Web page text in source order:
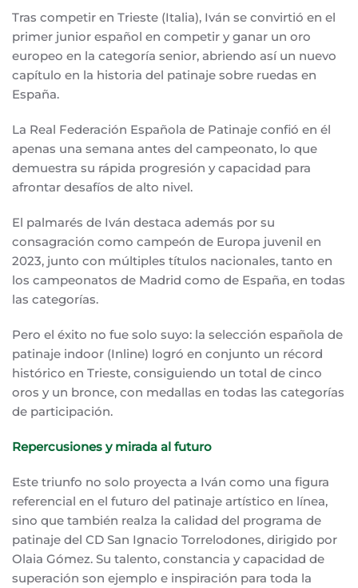
Tras competir en Trieste (Italia), Iván se convirtió en el
primer junior español en competir y ganar un oro
europeo en la categoría senior, abriendo así un nuevo
capítulo en la historia del patinaje sobre ruedas en
España.
La Real Federación Española de Patinaje confió en él
apenas una semana antes del campeonato, lo que
demuestra su rápida progresión y capacidad para
afrontar desafíos de alto nivel.
El palmarés de Iván destaca además por su
consagración como campeón de Europa juvenil en
2023, junto con múltiples títulos nacionales, tanto en
los campeonatos de Madrid como de España, en todas
las categorías.
Pero el éxito no fue solo suyo: la selección española de
patinaje indoor (Inline) logró en conjunto un récord
histórico en Trieste, consiguiendo un total de cinco
oros y un bronce, con medallas en todas las categorías
de participación.
Repercusiones y mirada al futuro
Este triunfo no solo proyecta a Iván como una figura
referencial en el futuro del patinaje artístico en línea,
sino que también realza la calidad del programa de
patinaje del CD San Ignacio Torrelodones, dirigido por
Olaia Gómez. Su talento, constancia y capacidad de
superación son ejemplo e inspiración para toda la